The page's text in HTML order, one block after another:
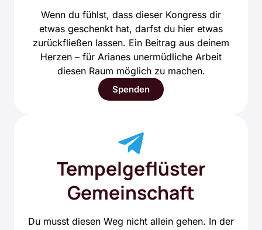
Wenn du fühlst, dass dieser Kongress dir
etwas geschenkt hat, darfst du hier etwas
zurückfließen lassen. Ein Beitrag aus deinem
Herzen – für Arianes unermüdliche Arbeit
diesen Raum möglich zu machen.
Spenden
Tempelgeflüster
Gemeinschaft
Du musst diesen Weg nicht allein gehen. In der